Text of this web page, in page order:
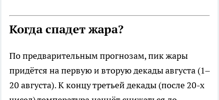
Когда спадет жара?
По предварительным прогнозам, пик жары
придётся на первую и вторую декады августа (1–
20 августа). К концу третьей декады (после 20-х